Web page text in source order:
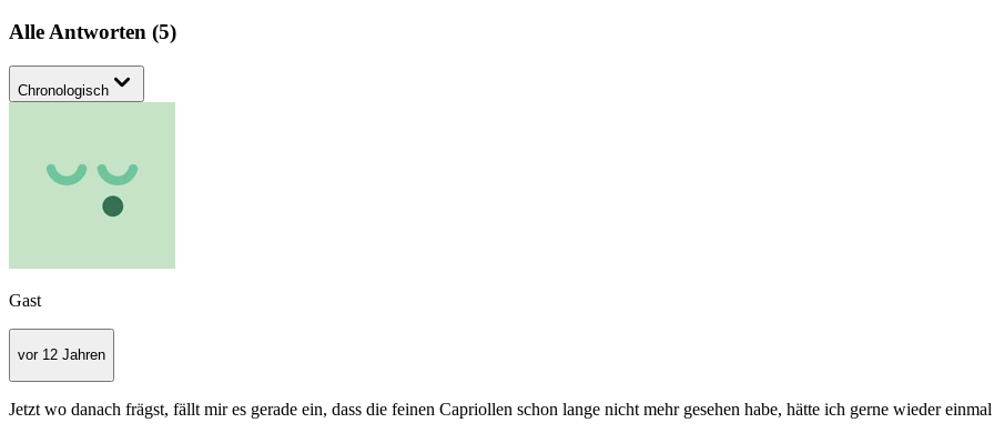
Alle Antworten (5)
Chronologisch
Gast
vor 12 Jahren
Jetzt wo danach frägst, fällt mir es gerade ein, dass die feinen Capriollen schon lange nicht mehr gesehen habe, hätte ich gerne wieder einmal